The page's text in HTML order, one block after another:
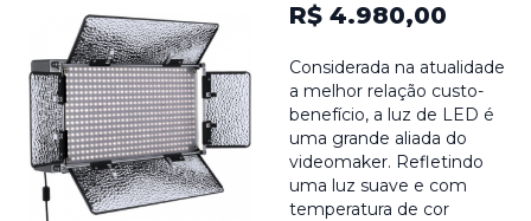
R$ 4.980,00
Considerada na atualidade
a melhor relação custo-
benefício, a luz de LED é
uma grande aliada do
videomaker. Refletindo
uma luz suave e com
temperatura de cor